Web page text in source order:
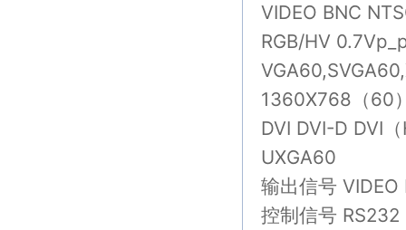
VIDEO BNC
RGB/HV
1360X768（60
DVI DVI-D DVI
UXGA60
输出信号
控制信号 RS232